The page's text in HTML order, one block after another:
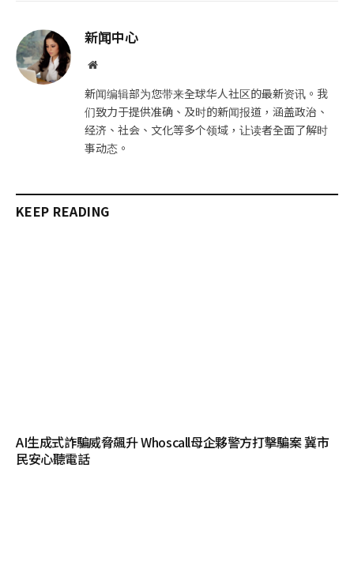
新闻中心
网
新闻编辑部为您带来全球华人社区的最新资讯。我
们致力于提供准确、及时的新闻报道，涵盖政治、
经济、社会、文化等多个领域，让读者全面了解时
事动态。
KEEP READING
AI生成式詐騙威脅飆升 Whoscall母企夥警方打擊騙案 冀市
民安心聽電話